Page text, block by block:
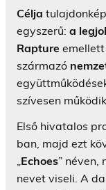
Célja
egyszerű: a
Rapture
származó
szívesen
Első hivatalos
ban, majd ezt
„Echoes” néven,
nevet viseli. A